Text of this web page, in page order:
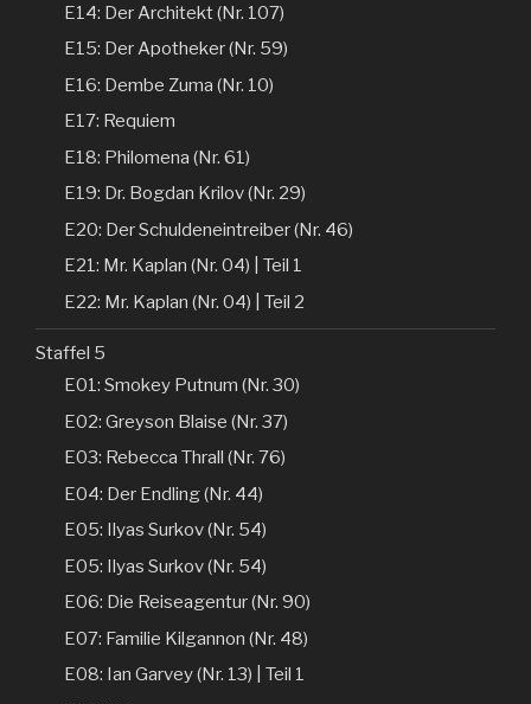
E14: Der Architekt (Nr. 107)
E15: Der Apotheker (Nr. 59)
E16: Dembe Zuma (Nr. 10)
E17: Requiem
E18: Philomena (Nr. 61)
E19: Dr. Bogdan Krilov (Nr. 29)
E20: Der Schuldeneintreiber (Nr. 46)
E21: Mr. Kaplan (Nr. 04) | Teil 1
E22: Mr. Kaplan (Nr. 04) | Teil 2
Staffel 5
E01: Smokey Putnum (Nr. 30)
E02: Greyson Blaise (Nr. 37)
E03: Rebecca Thrall (Nr. 76)
E04: Der Endling (Nr. 44)
E05: Ilyas Surkov (Nr. 54)
E05: Ilyas Surkov (Nr. 54)
E06: Die Reiseagentur (Nr. 90)
E07: Familie Kilgannon (Nr. 48)
E08: Ian Garvey (Nr. 13) | Teil 1